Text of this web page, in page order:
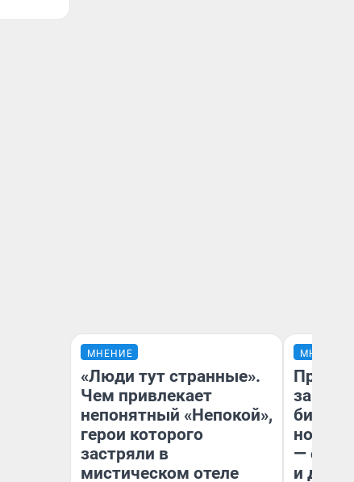
МНЕНИЕ
«Люди тут странные».
Чем привлекает
непонятный «Непокой»,
герои которого
застряли в
мистическом отеле
МНЕНИЕ
новый
— он
и даже